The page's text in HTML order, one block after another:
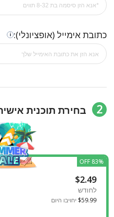
כתובת אימייל (אופציונלי): i
2 בחירת תוכנית
$2.49
לחודש
$59.99 יחויבו היום
83% OFF